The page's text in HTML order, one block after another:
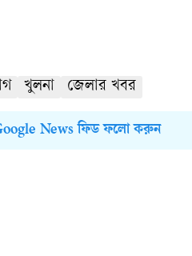
খুলনা জেলার খবর
News ফিড ফলো করুন